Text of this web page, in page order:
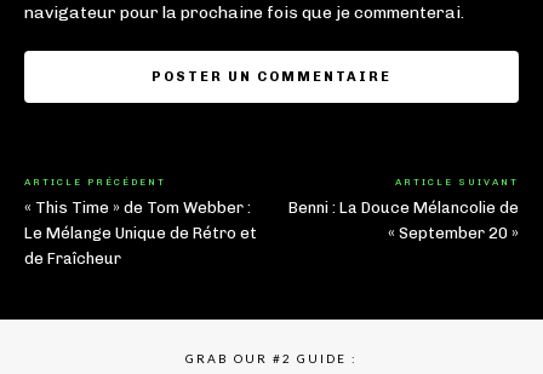
navigateur pour la prochaine fois que je commenterai.
ARTICLE PRÉCÉDENT
« This Time » de Tom Webber :
Le Mélange Unique de Rétro et
de Fraîcheur
ARTICLE SUIVANT
Benni : La Douce Mélancolie de
« September 20 »
GRAB OUR #2 GUIDE :